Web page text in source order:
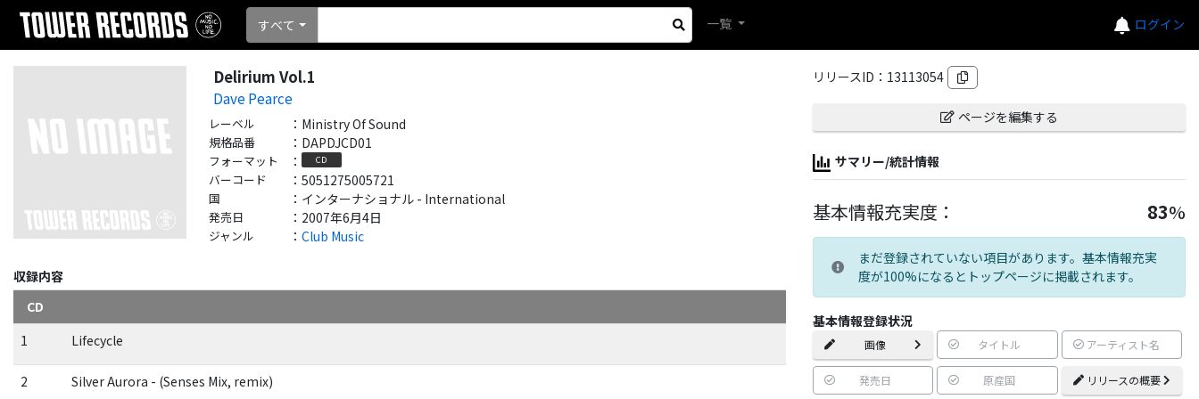
ログイン
すべて 一覧
Delirium Vol.1
Dave Pearce
レーベル ： Ministry Of Sound
規格品番 ： DAPDJCD01
フォーマット ： CD
バーコード ： 5051275005721
国 ： インターナショナル - International
発売日 ： 2007年6月4日
ジャンル ： Club Music
収録内容
CD
1
Lifecycle
2 Silver Aurora - (Senses Mix, remix)
リリースID： 13113054
ページを編集する
サマリー/統計情報
基本情報充実度： 83%
まだ登録されていない項目があります。基本情報充実
度が100%になるとトップページに掲載されます。
基本情報登録状況
画像 タイトル アーティスト名
発売日 原産国 リリースの概要